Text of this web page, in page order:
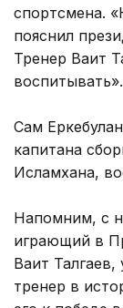
спортсмена.
пояснил
Тренер Ваит
воспитывать».
Сам
капитана
Исламхана,
Напомним, с
играющий в
Ваит
тренер в